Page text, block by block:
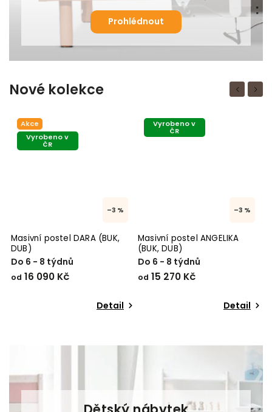
Prohlédnout
Nové kolekce Previous
(BUK,
Masivní postel ANGELIKA
Do 6 - 8 týdnů
od15 270 Kč
Vyrobeno v
Masivní postel INA
od13 240 Kč
Next